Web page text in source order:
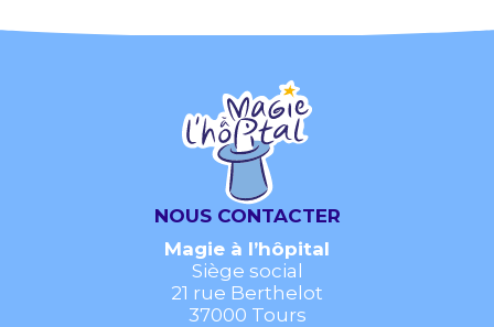
NOUS CONTACTER
Magie à l’hôpital
Siège social
21 rue Berthelot
37000 Tours